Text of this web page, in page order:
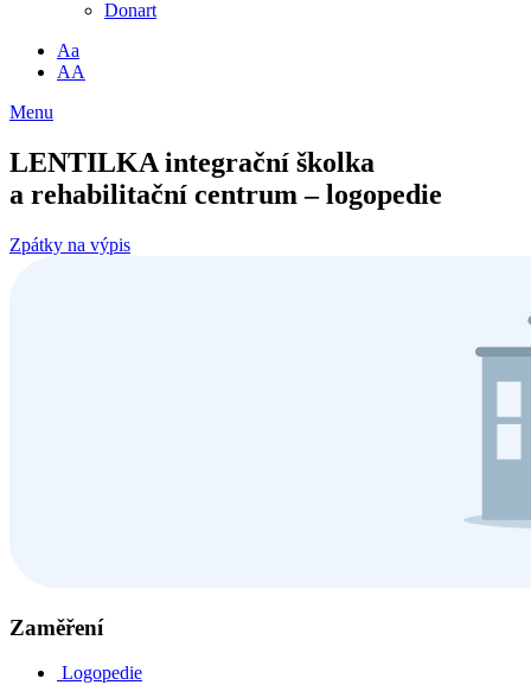
Donart
Aa
AA
Menu
LENTILKA integrační školka
a rehabilitační centrum – logopedie
Zpátky na výpis
Zaměření
Logopedie